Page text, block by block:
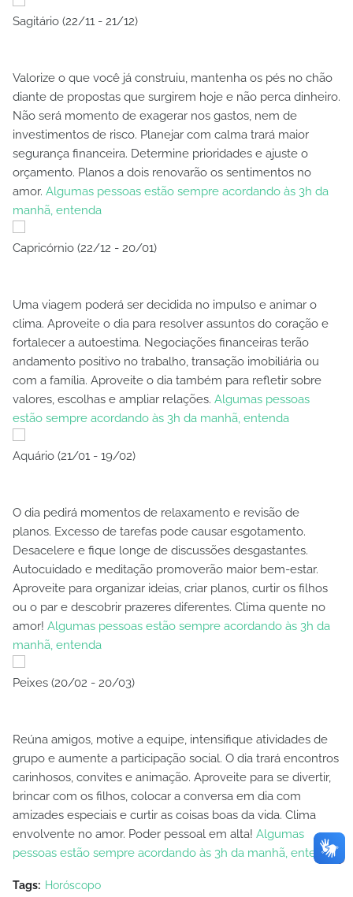
Sagitário (22/11 - 21/12)
Valorize o que você já construiu, mantenha os pés no chão
diante de propostas que surgirem hoje e não perca dinheiro.
Não será momento de exagerar nos gastos, nem de
investimentos de risco. Planejar com calma trará maior
segurança financeira. Determine prioridades e ajuste o
orçamento. Planos a dois renovarão os sentimentos no
amor. Algumas pessoas estão sempre acordando às 3h da
manhã, entenda
Capricórnio (22/12 - 20/01)
Uma viagem poderá ser decidida no impulso e animar o
clima. Aproveite o dia para resolver assuntos do coração e
fortalecer a autoestima. Negociações financeiras terão
andamento positivo no trabalho, transação imobiliária ou
com a família. Aproveite o dia também para refletir sobre
valores, escolhas e ampliar relações. Algumas pessoas
estão sempre acordando às 3h da manhã, entenda
Aquário (21/01 - 19/02)
O dia pedirá momentos de relaxamento e revisão de
planos. Excesso de tarefas pode causar esgotamento.
Desacelere e fique longe de discussões desgastantes.
Autocuidado e meditação promoverão maior bem-estar.
Aproveite para organizar ideias, criar planos, curtir os filhos
ou o par e descobrir prazeres diferentes. Clima quente no
amor! Algumas pessoas estão sempre acordando às 3h da
manhã, entenda
Peixes (20/02 - 20/03)
Reúna amigos, motive a equipe, intensifique atividades de
grupo e aumente a participação social. O dia trará encontros
carinhosos, convites e animação. Aproveite para se divertir,
brincar com os filhos, colocar a conversa em dia com
amizades especiais e curtir as coisas boas da vida. Clima
envolvente no amor. Poder pessoal em alta! Algumas
pessoas estão sempre acordando às 3h da manhã, entenda
Tags: Horóscopo